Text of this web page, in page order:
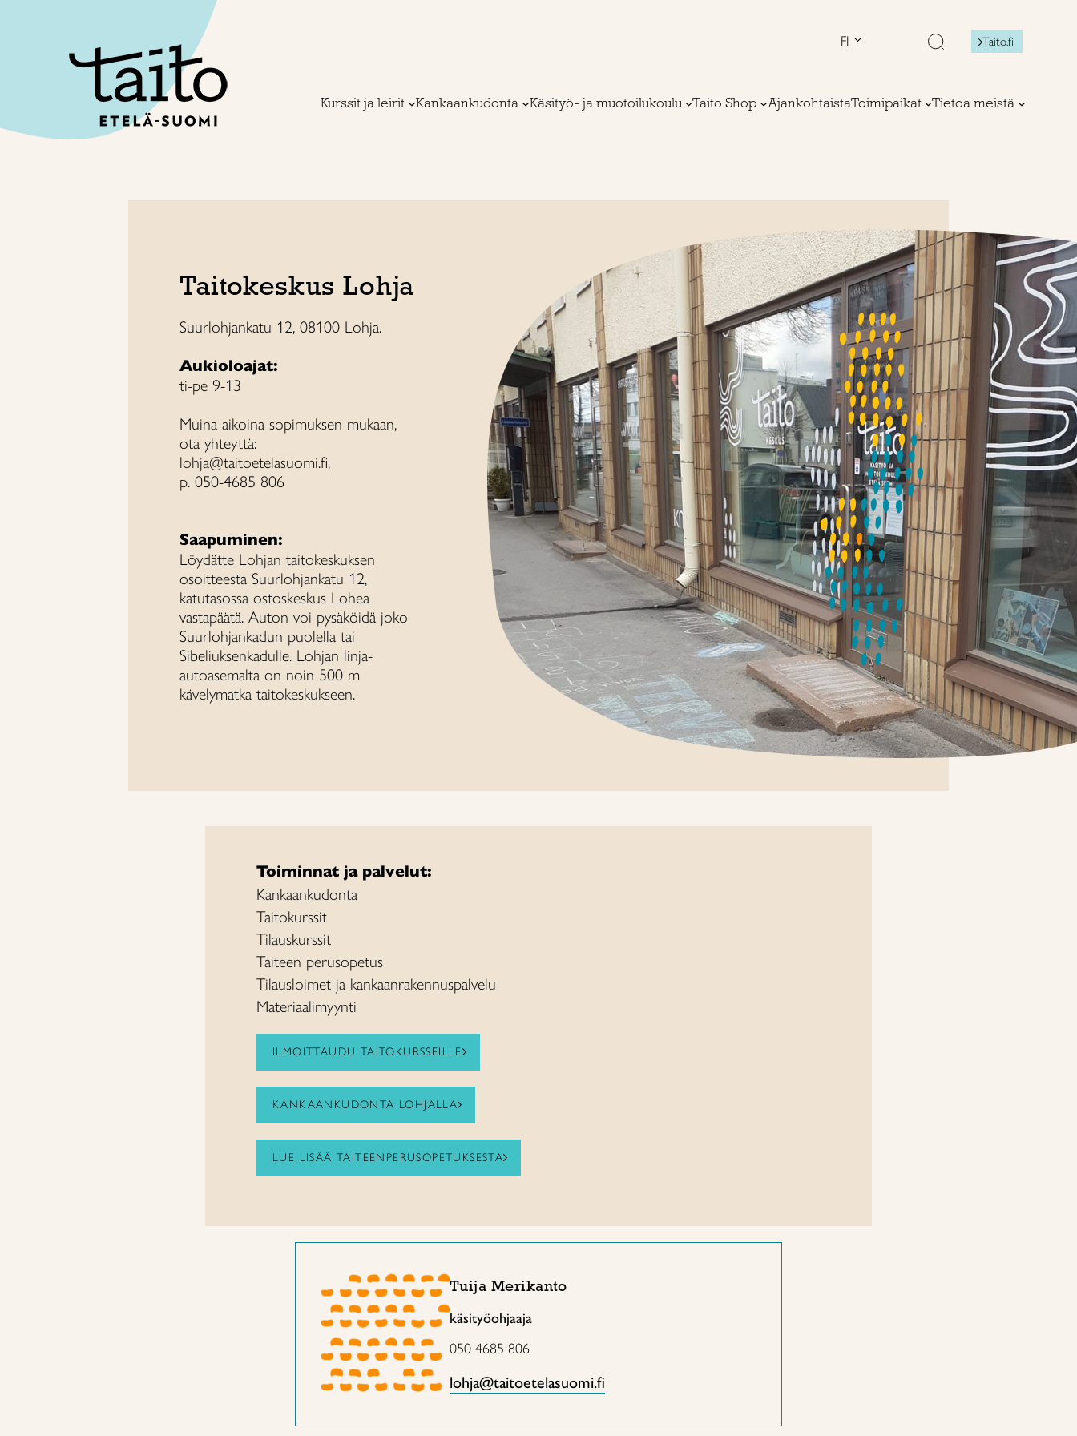
FI Taito.fi
Kurssit ja leirit Kankaankudonta Käsityö- ja muotoilukoulu Taito Shop AjankohtaistaToimipaikat Tietoa meistä
Taitokeskus Lohja
Suurlohjankatu 12, 08100 Lohja.
Aukioloajat:
ti-pe 9-13
Muina aikoina sopimuksen mukaan,
ota yhteyttä:
lohja@taitoetelasuomi.fi,
p. 050-4685 806
Saapuminen:
Löydätte Lohjan taitokeskuksen
osoitteesta Suurlohjankatu 12,
katutasossa ostoskeskus Lohea
vastapäätä. Auton voi pysäköidä joko
Suurlohjankadun puolella tai
Sibeliuksenkadulle. Lohjan linja-
autoasemalta on noin 500 m
kävelymatka taitokeskukseen.
Toiminnat ja palvelut:
Kankaankudonta
Taitokurssit
Tilauskurssit
Taiteen perusopetus
Tilausloimet ja kankaanrakennuspalvelu
Materiaalimyynti
ILMOITTAUDU TAITOKURSSEILLE
KANKAANKUDONTA LOHJALLA
LUE LISÄÄ TAITEENPERUSOPETUKSESTA
Tuija Merikanto
käsityöohjaaja
050 4685 806
lohja@taitoetelasuomi.fi